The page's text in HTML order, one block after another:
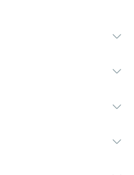
新卒就
マンガ・ゲーム
note